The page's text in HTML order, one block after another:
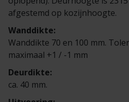
afgestemd op kozijnhoogte.
Wanddikte:
Wanddikte 70 en 100 mm.
maximaal +1 / -1 mm
Deurdikte:
ca. 40 mm.